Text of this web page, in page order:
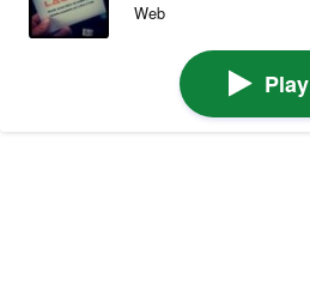
Web
Play